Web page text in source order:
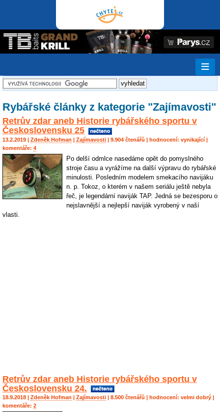
Rybářské články z kategorie "Zajímavosti"
Retrův zdar aneb Historie rybářského sportu v
Československu 25
13.2.2019 | Zdeněk Hofman | Zajímavosti | 9.904 čtenářů | hodnocení: vynikající |
komentáře: 4
Po delší odmlce nasedáme opět do pomyslného
stroje času a vyrážíme na další výpravu do rybářské
minulosti. Posledním modelem smekacího navijáku
n. p. Tokoz, o kterém v našem seriálu ještě nebyla
řeč, je legendární naviják TAP. Jedná se bezesporu o
nejslavnější a nejlepší naviják vyrobený v naší
vlasti.
Retrův zdar aneb Historie rybářského sportu v
Československu 24.
18.9.2018 | Zdeněk Hofman | Zajímavosti | 8.500 čtenářů | hodnocení: velmi dobrý |
komentáře: 2